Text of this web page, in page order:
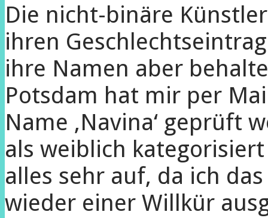
Die nicht-binäre
ihren
ihre Namen aber
Potsdam hat mir per
Name ‚Navina‘ geprüft
als weiblich
alles sehr auf, da ich
wieder einer Willkür